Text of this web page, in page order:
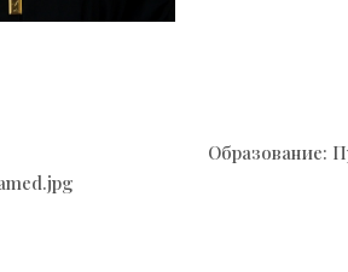
Образование: